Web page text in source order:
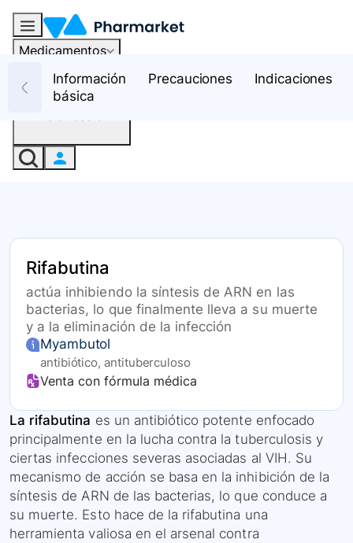
Medicamentos
RecursosInformación
básica
Precauciones Indicaciones
Rifabutina
actúa inhibiendo la síntesis de ARN en las
bacterias, lo que finalmente lleva a su muerte
y a la eliminación de la infección
Myambutol
antibiótico, antituberculoso
Venta con fórmula médica
La rifabutina es un antibiótico potente enfocado
principalmente en la lucha contra la tuberculosis y
ciertas infecciones severas asociadas al VIH. Su
mecanismo de acción se basa en la inhibición de la
síntesis de ARN de las bacterias, lo que conduce a
su muerte. Esto hace de la rifabutina una
herramienta valiosa en el arsenal contra